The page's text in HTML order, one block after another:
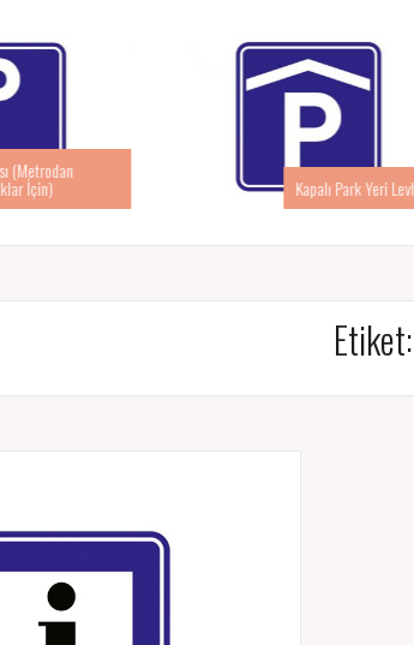
Kapalı Park Yeri Levhası
Etiket: